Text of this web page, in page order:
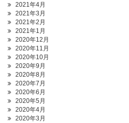
2021年4月
2021年3月
2021年2月
2021年1月
2020年12月
2020年11月
2020年10月
2020年9月
2020年8月
2020年7月
2020年6月
2020年5月
2020年4月
2020年3月